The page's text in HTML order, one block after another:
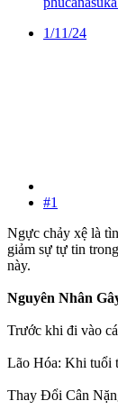
1/11/24
#1
Ngực chảy xệ là
giảm sự tự tin
này.
Nguyên Nhân
Trước khi đi vào
Lão Hóa: Khi tuổi
Thay Đổi Cân